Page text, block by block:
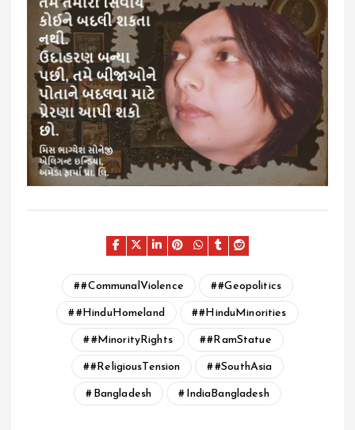
#CommunalViolence #Geopolitics
#HinduHomeland #HinduMinorities
#MinorityRights #RamStatue
#ReligiousTension #SouthAsia
Bangladesh IndiaBangladesh